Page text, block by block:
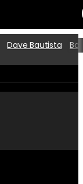
Películas
Dave Bautista